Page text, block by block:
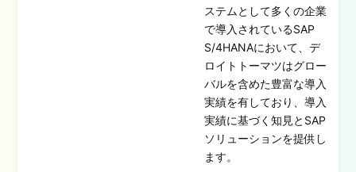
ステムとして多くの企業
で導入されているSAP
S/4HANAにおいて、デ
ロイトトーマツはグロー
バルを含めた豊富な導入
実績を有しており、導入
実績に基づく知見とSAP
ソリューションを提供し
ます。